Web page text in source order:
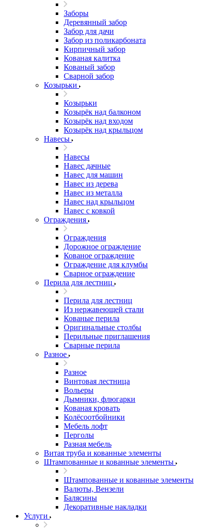
Заборы
Деревянный забор
Забор для дачи
Забор из поликарбоната
Кирпичный забор
Кованая калитка
Кованый забор
Сварной забор
Козырьки
Козырьки
Козырёк над балконом
Козырёк над входом
Козырёк над крыльцом
Навесы
Навесы
Навес дачные
Навес для машин
Навес из дерева
Навес из металла
Навес над крыльцом
Навес с ковкой
Ограждения
Ограждения
Дорожное ограждение
Кованое ограждение
Ограждение для клумбы
Сварное ограждение
Перила для лестниц
Перила для лестниц
Из нержавеющей стали
Кованые перила
Оригинальные столбы
Перильные приглашения
Сварные перила
Разное
Разное
Винтовая лестница
Вольеры
Дымники, флюгарки
Кованая кровать
Колёсоотбойники
Мебель лофт
Перголы
Разная мебель
Витая труба и кованные элементы
Штампованные и кованные элементы
Штампованные и кованные элементы
Валюты, Вензели
Балясины
Декоративные накладки
Услуги